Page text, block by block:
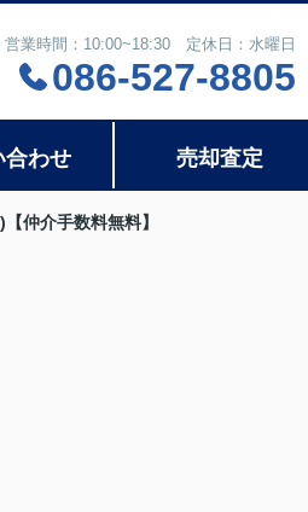
営業時間：10:00~18:30 定休日：水曜日
086-527-8805
合わせ 売却査定
仲介手数料無料】